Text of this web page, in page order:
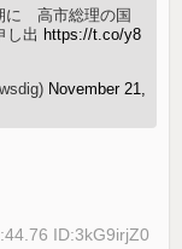
に 高市総理の国
し出 https://t.co/y8
November 21,
ID:3kG9irjZ0